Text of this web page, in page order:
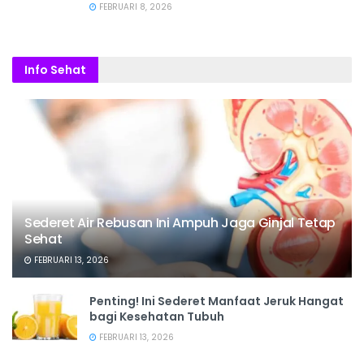
FEBRUARI 8, 2026
Info Sehat
Sederet Air Rebusan Ini Ampuh Jaga Ginjal Tetap
Sehat
FEBRUARI 13, 2026
Penting! Ini Sederet Manfaat Jeruk Hangat
bagi Kesehatan Tubuh
FEBRUARI 13, 2026